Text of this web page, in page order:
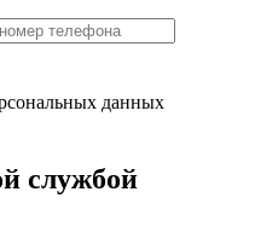
данных
службой